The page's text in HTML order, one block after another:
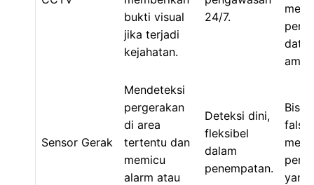
bukti visual
jika terjadi
kejahatan.
24/7.
data
Sensor Gerak
Mendeteksi
pergerakan
di area
tertentu dan
memicu
alarm atau
Deteksi dini,
fleksibel
dalam
penempatan.
Bisa
false
yang